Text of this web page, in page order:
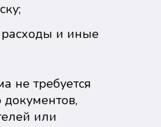
и иные
не требуется
или